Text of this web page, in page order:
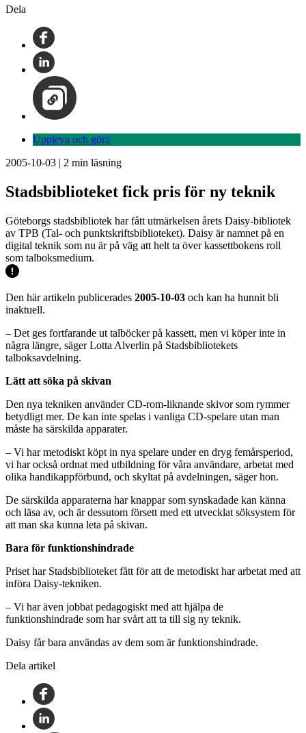
Dela
Uppleva och göra
2005-10-03 | 2 min läsning
Stadsbiblioteket fick pris för ny teknik
Göteborgs stadsbibliotek har fått utmärkelsen årets Daisy-bibliotek
av TPB (Tal- och punktskriftsbiblioteket). Daisy är namnet på en
digital teknik som nu är på väg att helt ta över kassettbokens roll
som talboksmedium.
Den här artikeln publicerades 2005-10-03 och kan ha hunnit bli
inaktuell.
– Det ges fortfarande ut talböcker på kassett, men vi köper inte in
några längre, säger Lotta Alverlin på Stadsbibliotekets
talboksavdelning.
Lätt att söka på skivan
Den nya tekniken använder CD-rom-liknande skivor som rymmer
betydligt mer. De kan inte spelas i vanliga CD-spelare utan man
måste ha särskilda apparater.
– Vi har metodiskt köpt in nya spelare under en dryg femårsperiod,
vi har också ordnat med utbildning för våra användare, arbetat med
olika handikappförbund, och skyltat på avdelningen, säger hon.
De särskilda apparaterna har knappar som synskadade kan känna
och läsa av, och är dessutom försett med ett utvecklat söksystem för
att man ska kunna leta på skivan.
Bara för funktionshindrade
Priset har Stadsbiblioteket fått för att de metodiskt har arbetat med att
införa Daisy-tekniken.
– Vi har även jobbat pedagogiskt med att hjälpa de
funktionshindrade som har svårt att ta till sig ny teknik.
Daisy får bara användas av dem som är funktionshindrade.
Dela artikel